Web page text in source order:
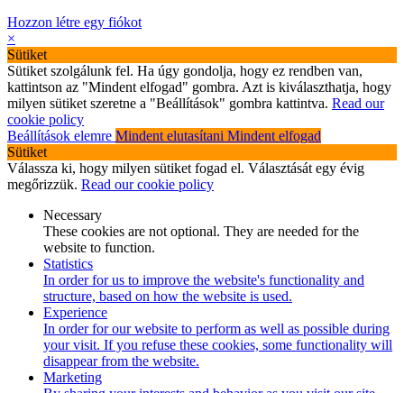
Hozzon létre egy fiókot
×
Sütiket
Sütiket szolgálunk fel. Ha úgy gondolja, hogy ez rendben van,
kattintson az "Mindent elfogad" gombra. Azt is kiválaszthatja, hogy
milyen sütiket szeretne a "Beállítások" gombra kattintva. Read our
cookie policy
Beállítások elemre Mindent elutasítani Mindent elfogad
Sütiket
Válassza ki, hogy milyen sütiket fogad el. Választását egy évig
megőrizzük. Read our cookie policy
Necessary
These cookies are not optional. They are needed for the
website to function.
Statistics
In order for us to improve the website's functionality and
structure, based on how the website is used.
Experience
In order for our website to perform as well as possible during
your visit. If you refuse these cookies, some functionality will
disappear from the website.
Marketing